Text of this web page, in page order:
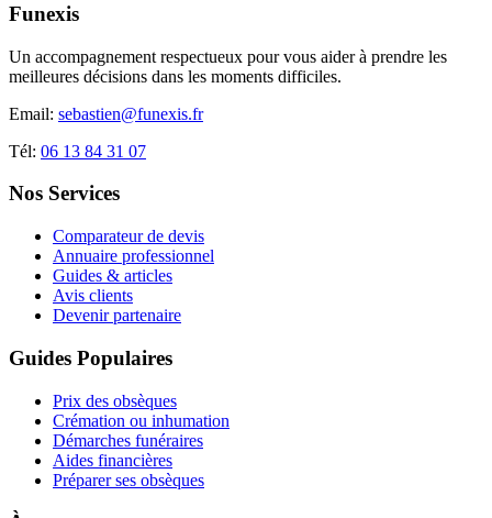
Funexis
Un accompagnement respectueux pour vous aider à prendre les
meilleures décisions dans les moments difficiles.
Email: sebastien@funexis.fr
Tél: 06 13 84 31 07
Nos Services
Comparateur de devis
Annuaire professionnel
Guides & articles
Avis clients
Devenir partenaire
Guides Populaires
Prix des obsèques
Crémation ou inhumation
Démarches funéraires
Aides financières
Préparer ses obsèques